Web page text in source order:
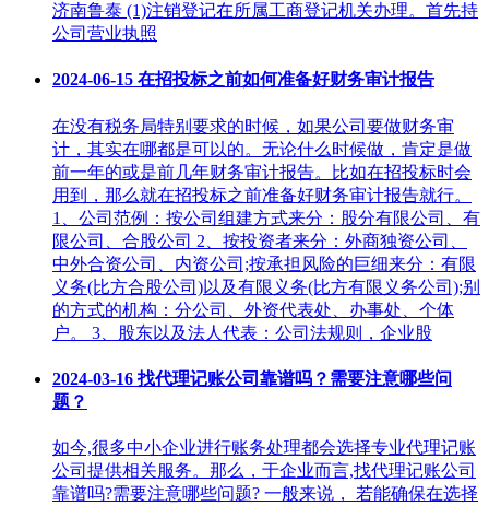
济南鲁泰 (1)注销登记在所属工商登记机关办理。首先持
公司营业执照
2024-06-15 在招投标之前如何准备好财务审计报告
在没有税务局特别要求的时候，如果公司要做财务审
计，其实在哪都是可以的。无论什么时候做，肯定是做
前一年的或是前几年财务审计报告。比如在招投标时会
用到，那么就在招投标之前准备好财务审计报告就行。
1、公司范例：按公司组建方式来分：股分有限公司、有
限公司、合股公司 2、按投资者来分：外商独资公司、
中外合资公司、内资公司;按承担风险的巨细来分：有限
义务(比方合股公司)以及有限义务(比方有限义务公司);别
的方式的机构：分公司、外资代表处、办事处、个体
户。 3、股东以及法人代表：公司法规则，企业股
2024-03-16 找代理记账公司靠谱吗？需要注意哪些问
题？
如今,很多中小企业进行账务处理都会选择专业代理记账
公司提供相关服务。那么，于企业而言,找代理记账公司
靠谱吗?需要注意哪些问题? 一般来说， 若能确保在选择